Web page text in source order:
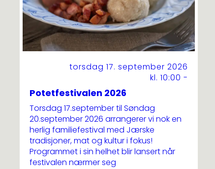
torsdag 17. september 2026
kl. 10:00 -
Potetfestivalen 2026
Torsdag 17.september til Søndag
20.september 2026 arrangerer vi nok en
herlig familiefestival med Jærske
tradisjoner, mat og kultur i fokus!
Programmet i sin helhet blir lansert når
festivalen nærmer seg